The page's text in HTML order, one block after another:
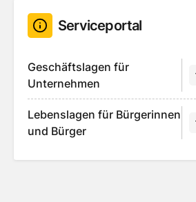
Serviceportal
Geschäftslagen für
Unternehmen
Lebenslagen für Bürgerinnen
und Bürger